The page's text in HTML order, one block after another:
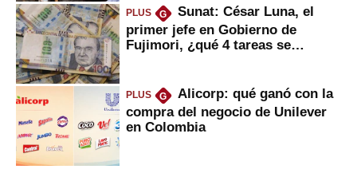
PLUS G
Sunat: César Luna, el
primer jefe en Gobierno de
Fujimori, ¿qué 4 tareas se
PLUS G
Alicorp: qué ganó con la
compra del negocio de Unilever
en Colombia